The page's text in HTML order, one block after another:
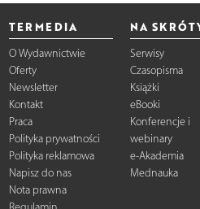
TERMEDIA
O Wydawnictwie
Oferty
Newsletter
Kontakt
Praca
Polityka prywatności
Polityka reklamowa
Napisz do nas
Nota prawna
NA
Serwisy
Czasopisma
Książki
eBooki
Konferencje i
webinary
e-Akademia
Mednauka